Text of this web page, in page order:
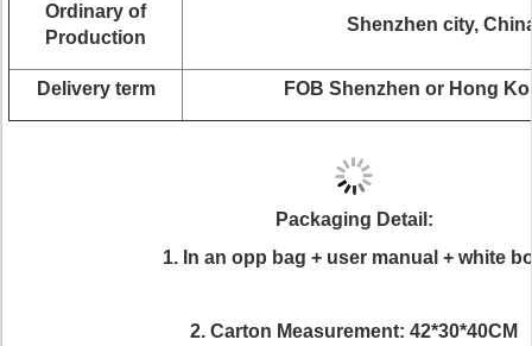
Ordinary of
Production
Shenzhen city,
Delivery term FOB Shenzhen or Hong
Packaging Detail:
1. In an opp bag + user manual + white
2. Carton Measurement: 42*30*40CM